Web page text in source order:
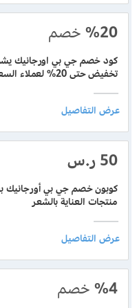
%20 خصم
كود خصم جي بي اورجانيك
تخفيض حتى 20% لعملاء السعودية
50 ر.س
منتجات العناية بالشعر
%4 خصم